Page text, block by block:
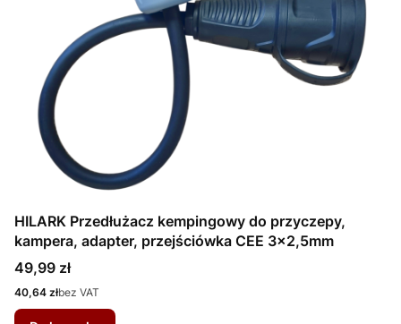
HILARK Przedłużacz kempingowy do przyczepy,
kampera, adapter, przejściówka CEE 3x2,5mm
Cena
49,99 zł
Cena
40,64 złbez VAT